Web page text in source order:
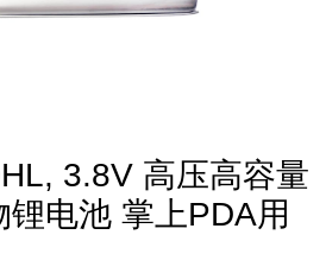
3.8V 高压高容量
电池 掌上PDA用